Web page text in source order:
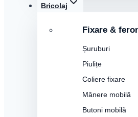
Bricolaj
Fixare &
Șuruburi
Piulițe
Coliere fixare
Mânere mobilă
Butoni mobilă